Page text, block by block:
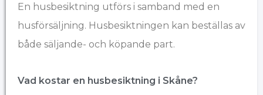
En husbesiktning utförs i samband med en
husförsäljning. Husbesiktningen kan beställas av
både säljande- och köpande part.
Vad kostar en husbesiktning​ i Skåne?